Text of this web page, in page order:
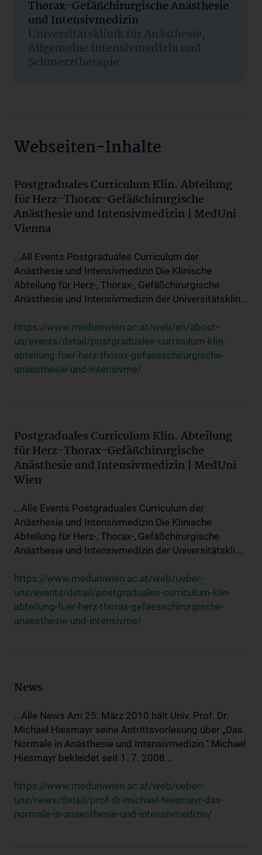
Thorax-Gefäßchirurgische Anästhesie
und Intensivmedizin
Universitätsklinik für Anästhesie,
Allgemeine Intensivmedizin und
Schmerztherapie
Webseiten-Inhalte
Postgraduales Curriculum Klin. Abteilung
für Herz-Thorax-Gefäßchirurgische
Anästhesie und Intensivmedizin | MedUni
Vienna
...All Events Postgraduales Curriculum der
Anästhesie und Intensivmedizin Die Klinische
Abteilung für Herz-, Thorax-, Gefäßchirurgische
Anästhesie und Intensivmedizin der Universitätsklin...
https://www.meduniwien.ac.at/web/en/about-
us/events/detail/postgraduales-curriculum-klin-
abteilung-fuer-herz-thorax-gefaesschirurgische-
anaesthesie-und-intensivme/
Postgraduales Curriculum Klin. Abteilung
für Herz-Thorax-Gefäßchirurgische
Anästhesie und Intensivmedizin | MedUni
Wien
...Alle Events Postgraduales Curriculum der
Anästhesie und Intensivmedizin Die Klinische
Abteilung für Herz-, Thorax-, Gefäßchirurgische
Anästhesie und Intensivmedizin der Universitätskli...
https://www.meduniwien.ac.at/web/ueber-
uns/events/detail/postgraduales-curriculum-klin-
abteilung-fuer-herz-thorax-gefaesschirurgische-
anaesthesie-und-intensivme/
News
...Alle News Am 25. März 2010 hält Univ. Prof. Dr.
Michael Hiesmayr seine Antrittsvorlesung über „Das
Normale in Anästhesie und Intensivmedizin.“ Michael
Hiesmayr bekleidet seit 1. 7. 2008...
https://www.meduniwien.ac.at/web/ueber-
uns/news/detail/prof-dr-michael-hiesmayr-das-
normale-in-anaesthesie-und-intensivmedizin/